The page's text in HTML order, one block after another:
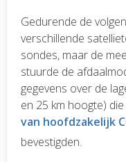
Gedurende de
verschillende
sondes, maar de
stuurde de
gegevens over de
en 25 km hoogte)
van hoofdzakelijk
bevestigden.